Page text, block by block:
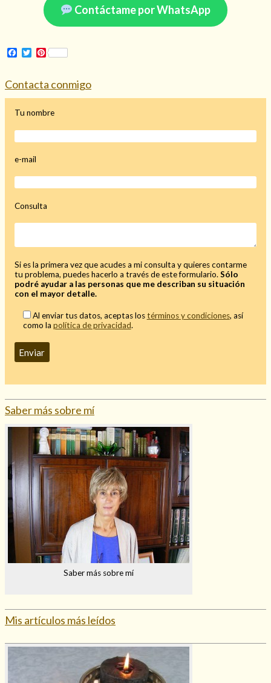
(145)
Cartomancia
Endulzamiento(112)
Infidelidad
Rituales
(72)
Mi rincón
Mis libros favoritos
Mi Blog
¿Qué es el tarot?
Contáctame por WhatsApp
Facebook
Twitter
Pinterest
Contacta conmigo
Tu nombre
e-mail
Consulta
Si es la primera vez que acudes a mi consulta y quieres contarme
tu problema, puedes hacerlo a través de este formulario.Sólo
podré ayudar a las personas que me describan su situación
con el mayor detalle.
Al enviar tus datos, aceptas lostérminos y condiciones, así
como la política de privacidad.
Saber más sobre mí
Saber más sobre mí
Mis artículos más leídos